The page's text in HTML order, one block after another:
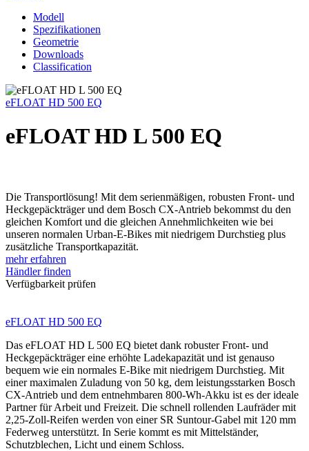
Modell
Spezifikationen
Geometrie
Downloads
Classification
eFLOAT HD 500 EQ
eFLOAT HD L 500 EQ
Die Transportlösung! Mit dem serienmäßigen, robusten Front- und
Heckgepäckträger und dem Bosch CX-Antrieb bekommst du den
gleichen Komfort und die gleichen Annehmlichkeiten wie bei
unseren normalen Urban-E-Bikes mit niedrigem Durchstieg plus
zusätzliche Transportkapazität.
mehr erfahren
Händler finden
Verfügbarkeit prüfen
eFLOAT HD 500 EQ
Das eFLOAT HD L 500 EQ bietet dank robuster Front- und
Heckgepäckträger eine erhöhte Ladekapazität und ist genauso
bequem wie ein normales E-Bike mit niedrigem Durchstieg. Mit
einer maximalen Zuladung von 50 kg, dem leistungsstarken Bosch
CX-Antrieb und dem entnehmbaren 800-Wh-Akku ist es der ideale
Partner für Arbeit und Freizeit. Die schnell rollenden Laufräder mit
2,25-Zoll-Reifen werden von einer SR Suntour-Gabel mit 120 mm
Federweg unterstützt. In Serie kommt es mit Mittelständer,
Schutzblechen, Licht und einem Schloss.